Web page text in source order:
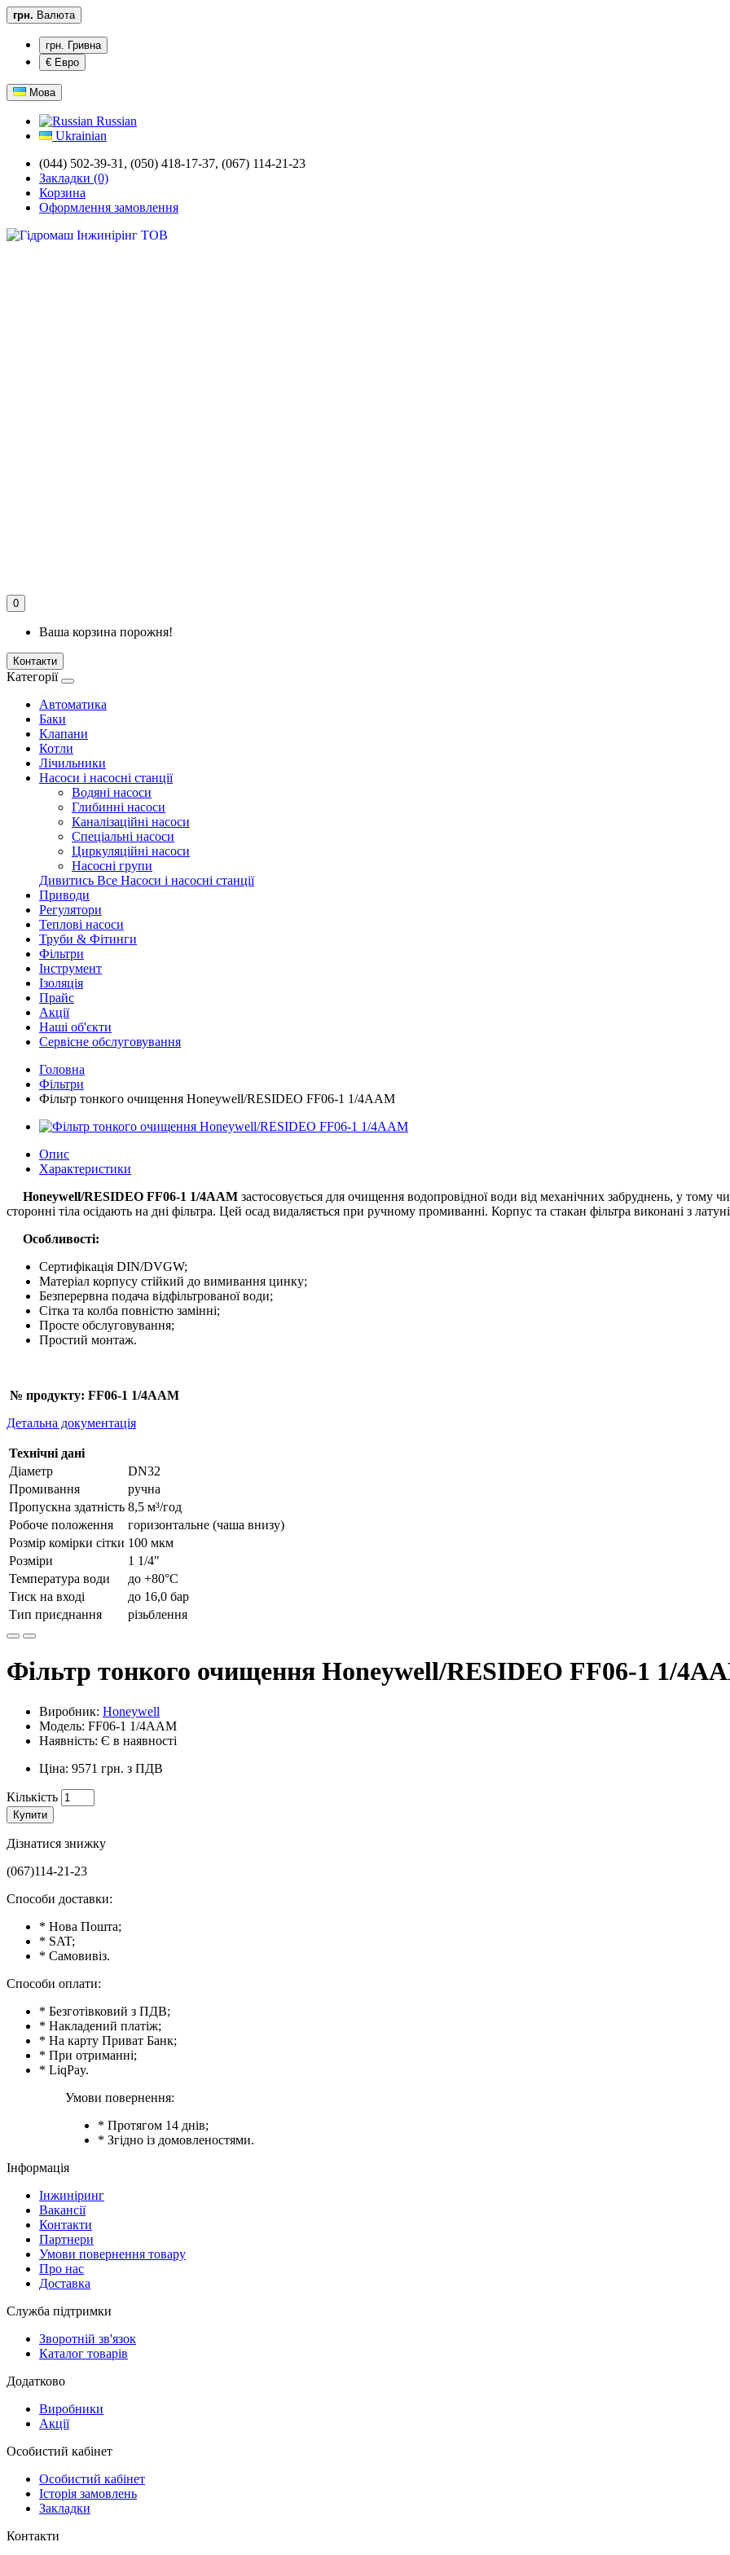
грн. Валюта
грн. Гривна
€ Евро
Мова
Russian
Ukrainian
(044) 502-39-31, (050) 418-17-37, (067) 114-21-23
Закладки (0)
Корзина
Оформлення замовлення
0
Ваша корзина порожня!
Контакти
Категорії
Автоматика
Баки
Клапани
Котли
Лічильники
Насоси і насосні станції
Водяні насоси
Глибинні насоси
Каналізаційні насоси
Спеціальні насоси
Циркуляційні насоси
Насосні групи
Дивитись Все Насоси і насосні станції
Приводи
Регулятори
Теплові насоси
Труби & Фітинги
Фільтри
Інструмент
Ізоляція
Прайс
Акції
Наші об'єкти
Сервісне обслуговування
Головна
Фільтри
Фільтр тонкого очищення Honeywell/RESIDEO FF06-1 1/4AAM
Опис
Характеристики
Honeywell/RESIDEO FF06-1 1/4AAM застосовується для очищення водопровідної води від механічних забруднень, у тому
сторонні тіла осідають на дні фільтра. Цей осад видаляється при ручному промиванні. Корпус та стакан фільтра виконані з
Особливості:
Сертифікація DIN/DVGW;
Матеріал корпусу стійкий до вимивання цинку;
Безперервна подача відфільтрованої води;
Сітка та колба повністю замінні;
Просте обслуговування;
Простий монтаж.
№ продукту: FF06-1 1/4AAM
Детальна документація
Технічні дані
Діаметр
DN32
Промивання
ручна
Пропускна здатність 8,5 м³/год
Робоче положення
горизонтальне (чаша внизу)
Розмір комірки сітки 100 мкм
Розміри
1 1/4"
Температура води
до +80°C
Тиск на вході
до 16,0 бар
Тип приєднання
різьблення
Фільтр тонкого очищення Honeywell/RESIDEO FF06-1 1/
Виробник: Honeywell
Модель: FF06-1 1/4AAM
Наявність: Є в наявності
Ціна: 9571 грн. з ПДВ
Кількість
Купити
Дізнатися знижку
(067)114-21-23
Способи доставки:
* Нова Пошта;
* SAT;
* Самовивіз.
Способи оплати:
* Безготівковий з ПДВ;
* Накладений платіж;
* На карту Приват Банк;
* При отриманні;
* LiqPay.
Умови повернення:
* Протягом 14 днів;
* Згідно із домовленостями.
Інформація
Інжиніринг
Вакансії
Контакти
Партнери
Умови повернення товару
Про нас
Доставка
Служба підтримки
Зворотній зв'язок
Каталог товарів
Додатково
Виробники
Акції
Особистий кабінет
Особистий кабінет
Історія замовлень
Закладки
Контакти